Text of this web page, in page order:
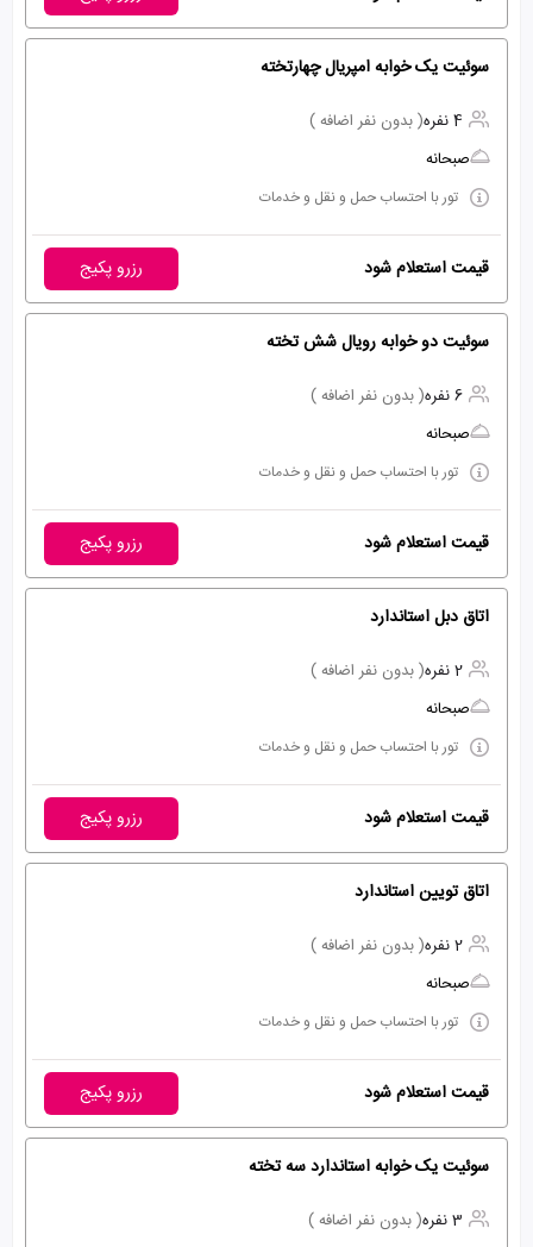
سوئیت یک خوابه امپریال چهارتخته
4 نفره
( بدون نفر اضافه )
صبحانه
تور با احتساب حمل و نقل و خدمات
قیمت استعلام شود رزرو پکیج
سوئیت دو خوابه رویال شش تخته
6 نفره
( بدون نفر اضافه )
صبحانه
تور با احتساب حمل و نقل و خدمات
قیمت استعلام شود رزرو پکیج
اتاق دبل استاندارد
2 نفره
( بدون نفر اضافه )
صبحانه
تور با احتساب حمل و نقل و خدمات
قیمت استعلام شود رزرو پکیج
اتاق تویین استاندارد
2 نفره
( بدون نفر اضافه )
صبحانه
تور با احتساب حمل و نقل و خدمات
قیمت استعلام شود رزرو پکیج
سوئیت یک خوابه استاندارد سه تخته
3 نفره
( بدون نفر اضافه )